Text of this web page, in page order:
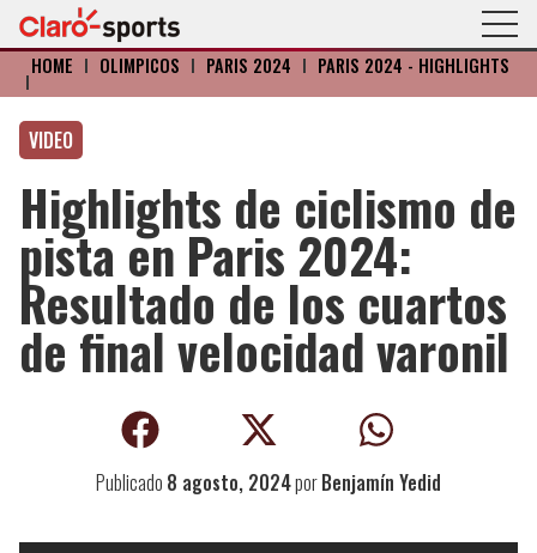
HOME I OLÍMPICOS I PARIS 2024 I PARIS 2024 - HIGHLIGHTS
I
VIDEO
Highlights de ciclismo de
pista en Paris 2024:
Resultado de los cuartos
de final velocidad varonil
Publicado 8 agosto, 2024porBenjamín Yedid